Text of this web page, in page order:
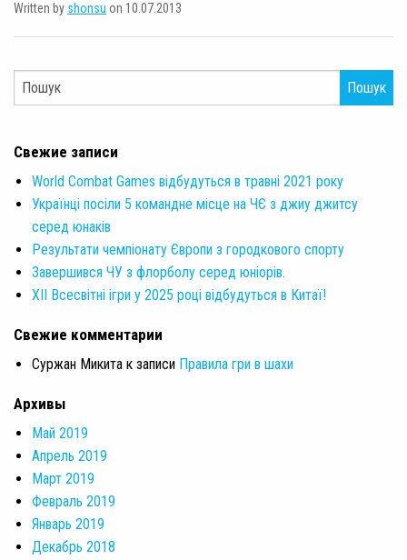
Written by shonsu on 10.07.2013
Пошук
Свежие записи
World Combat Games відбудуться в травні 2021 року
Українці посіли 5 командне місце на ЧЄ з джиу джитсу
серед юнаків
Результати чемпіонату Європи з городкового спорту
Завершився ЧУ з флорболу серед юніорів.
XII Всесвітні ігри у 2025 році відбудуться в Китаї!
Свежие комментарии
Суржан Микита к записи Правила гри в шахи
Архивы
Май 2019
Апрель 2019
Март 2019
Февраль 2019
Январь 2019
Декабрь 2018